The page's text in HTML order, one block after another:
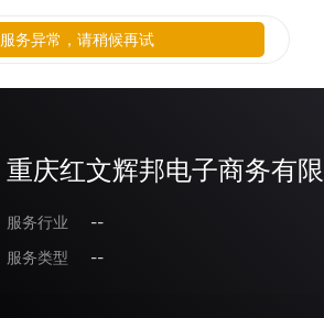
重庆红文辉邦电子商务有
服务行业
--
服务类型
--
服务异常，请稍候再试